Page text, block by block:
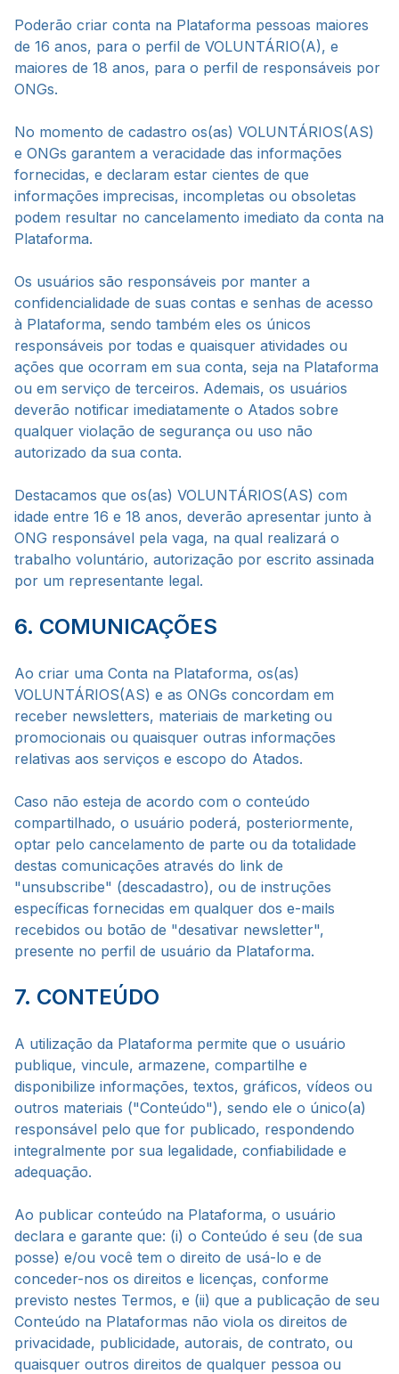
Poderão criar conta na Plataforma pessoas maiores
de 16 anos, para o perfil de VOLUNTÁRIO(A), e
maiores de 18 anos, para o perfil de responsáveis por
ONGs.
No momento de cadastro os(as) VOLUNTÁRIOS(AS)
e ONGs garantem a veracidade das informações
fornecidas, e declaram estar cientes de que
informações imprecisas, incompletas ou obsoletas
podem resultar no cancelamento imediato da conta na
Plataforma.
Os usuários são responsáveis por manter a
confidencialidade de suas contas e senhas de acesso
à Plataforma, sendo também eles os únicos
responsáveis por todas e quaisquer atividades ou
ações que ocorram em sua conta, seja na Plataforma
ou em serviço de terceiros. Ademais, os usuários
deverão notificar imediatamente o Atados sobre
qualquer violação de segurança ou uso não
autorizado da sua conta.
Destacamos que os(as) VOLUNTÁRIOS(AS) com
idade entre 16 e 18 anos, deverão apresentar junto à
ONG responsável pela vaga, na qual realizará o
trabalho voluntário, autorização por escrito assinada
por um representante legal.
6. COMUNICAÇÕES
Ao criar uma Conta na Plataforma, os(as)
VOLUNTÁRIOS(AS) e as ONGs concordam em
receber newsletters, materiais de marketing ou
promocionais ou quaisquer outras informações
relativas aos serviços e escopo do Atados.
Caso não esteja de acordo com o conteúdo
compartilhado, o usuário poderá, posteriormente,
optar pelo cancelamento de parte ou da totalidade
destas comunicações através do link de
"unsubscribe" (descadastro), ou de instruções
específicas fornecidas em qualquer dos e-mails
recebidos ou botão de "desativar newsletter",
presente no perfil de usuário da Plataforma.
7. CONTEÚDO
A utilização da Plataforma permite que o usuário
publique, vincule, armazene, compartilhe e
disponibilize informações, textos, gráficos, vídeos ou
outros materiais ("Conteúdo"), sendo ele o único(a)
responsável pelo que for publicado, respondendo
integralmente por sua legalidade, confiabilidade e
adequação.
Ao publicar conteúdo na Plataforma, o usuário
declara e garante que: (i) o Conteúdo é seu (de sua
posse) e/ou você tem o direito de usá-lo e de
conceder-nos os direitos e licenças, conforme
previsto nestes Termos, e (ii) que a publicação de seu
Conteúdo na Plataformas não viola os direitos de
privacidade, publicidade, autorais, de contrato, ou
quaisquer outros direitos de qualquer pessoa ou